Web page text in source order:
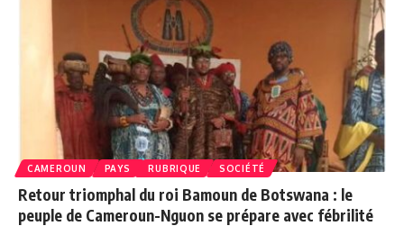
CAMEROUN PAYS RUBRIQUE SOCIÉTÉ
Retour triomphal du roi Bamoun de Botswana : le
peuple de Cameroun-Nguon se prépare avec fébrilité